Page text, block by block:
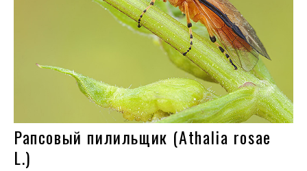
Рапсовый пилильщик (Athalia rosae
L.)